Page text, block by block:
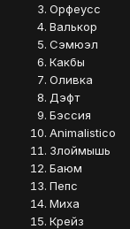
Орфеусс
Валькор
Сэмюэл
Какбы
Оливка
Дэфт
Бэссия
Animalistico
Злоймышь
Баюм
Пепс
Миха
Крейз